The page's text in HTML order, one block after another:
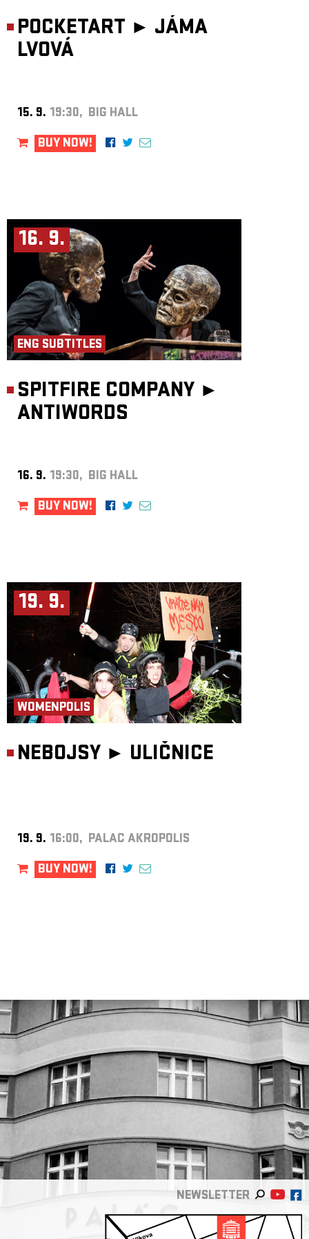
POCKETART ► JÁMA
LVOVÁ
15. 9. 19:30, BIG HALL
BUY NOW!
16. 9.
ENG SUBTITLES
SPITFIRE COMPANY ►
ANTIWORDS
16. 9. 19:30, BIG HALL
BUY NOW!
19. 9.
WOMENPOLIS
NEBOJSY ► ULIČNICE
19. 9. 16:00, PALAC AKROPOLIS
BUY NOW!
NEWSLETTER